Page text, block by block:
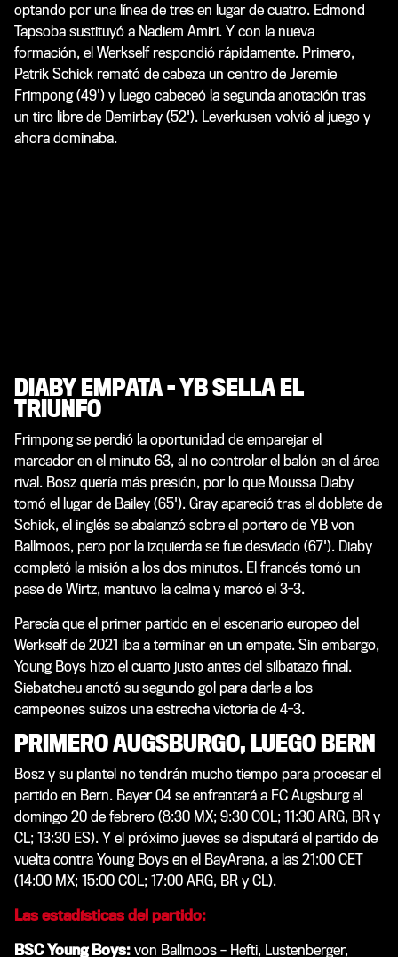
optando por una línea de tres en lugar de cuatro. Edmond
Tapsoba sustituyó a Nadiem Amiri. Y con la nueva
formación, el Werkself respondió rápidamente. Primero,
Patrik Schick remató de cabeza un centro de Jeremie
Frimpong (49') y luego cabeceó la segunda anotación tras
un tiro libre de Demirbay (52'). Leverkusen volvió al juego y
ahora dominaba.
DIABY EMPATA – YB SELLA EL
TRIUNFO
Frimpong se perdió la oportunidad de emparejar el
marcador en el minuto 63, al no controlar el balón en el área
rival. Bosz quería más presión, por lo que Moussa Diaby
tomó el lugar de Bailey (65'). Gray apareció tras el doblete de
Schick, el inglés se abalanzó sobre el portero de YB von
Ballmoos, pero por la izquierda se fue desviado (67'). Diaby
completó la misión a los dos minutos. El francés tomó un
pase de Wirtz, mantuvo la calma y marcó el 3-3.
Parecía que el primer partido en el escenario europeo del
Werkself de 2021 iba a terminar en un empate. Sin embargo,
Young Boys hizo el cuarto justo antes del silbatazo final.
Siebatcheu anotó su segundo gol para darle a los
campeones suizos una estrecha victoria de 4-3.
PRIMERO AUGSBURGO, LUEGO BERN
Bosz y su plantel no tendrán mucho tiempo para procesar el
partido en Bern. Bayer 04 se enfrentará a FC Augsburg el
domingo 20 de febrero (8:30 MX; 9:30 COL; 11:30 ARG, BR y
CL; 13:30 ES). Y el próximo jueves se disputará el partido de
vuelta contra Young Boys en el BayArena, a las 21:00 CET
(14:00 MX; 15:00 COL; 17:00 ARG, BR y CL).
Las estadísticas del partido:
BSC Young Boys: von Ballmoos – Hefti, Lustenberger,